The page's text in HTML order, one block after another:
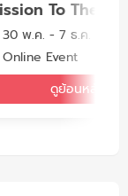
30 พ.ค. - 7 ธ.ค. 2569
Online Event
ดูย้อนหลัง